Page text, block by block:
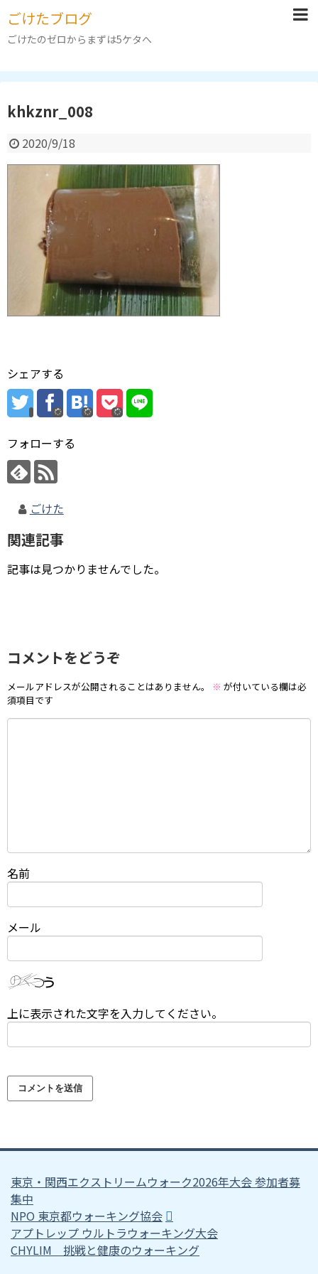
ごけたブログ
ごけたのゼロからまずは5ケタへ
khkznr_008
2020/9/18
シェアする
フォローする
ごけた
関連記事
記事は見つかりませんでした。
コメントをどうぞ
メールアドレスが公開されることはありません。 ※ が付いている欄は必
須項目です
名前
メール
上に表示された文字を入力してください。
東京・関西エクストリームウォーク2026年大会 参加者募
集中
NPO 東京都ウォーキング協会
アプトレップ ウルトラウォーキング大会
CHYLIM 挑戦と健康のウォーキング